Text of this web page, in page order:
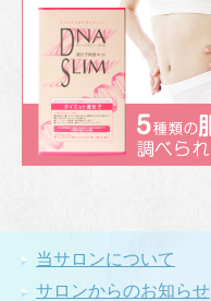
当サロンについて
サロンからのお知らせ